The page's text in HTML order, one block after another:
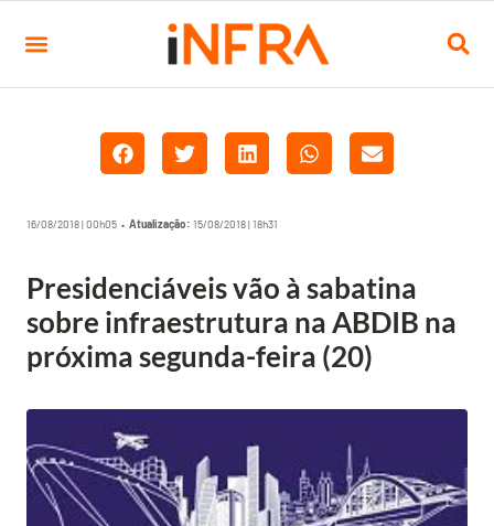
16/08/2018 | 00h05 • Atualização: 15/08/2018 | 18h31
Presidenciáveis vão à sabatina
sobre infraestrutura na ABDIB na
próxima segunda-feira (20)